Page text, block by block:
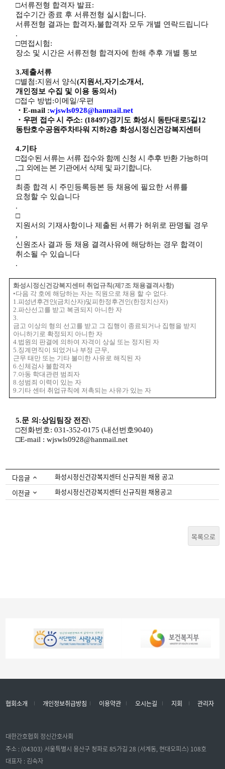
□서류전형 합격자 발표:
접수기간 종료 후 서류전형 실시합니다.
서류전형 결과는 합격자,불합격자 모두 개별 연락드립니다
.
□면접시험:
장소 및 시간은 서류전형 합격자에 한해 추후 개별 통보
3.제출서류
□별첨:지원서 양식(지원서,자기소개서,
개인정보 수집 및 이용 동의서)
□접수 방법:이메일/우편
・E-mail :wjswls0928@hanmail.net
・ 우편 접수 시 주소: (18497)경기도 화성시 동탄대로5길 12
동탄호수공원주차타워 지하2층 화성시정신건강복지센터
4.기타
□접수된 서류는 서류 접수와 함께 신청 시 추후 반환 가능하며
,그 외에는 본 기관에서 삭제 및 파기합니다.
□
최종 합격 시 주민등록등본 등 채용에 필요한 서류를
요청할 수 있습니다
.
□
지원서의 기재사항이나 제출된 서류가 허위로 판명될 경우
,
신원조사 결과 등 채용 결격사유에 해당하는 경우 합격이
취소될 수 있습니다
.
화성시정신건강복지센터 취업규칙 (제 7조 채용결격사항)
•다음 각 호에 해당하는 자는 직원으로 채용 할 수 없다.
1. 피성년후견인(금치산자)및 피한정후견인(한정치산자)
2. 파산선고를 받고 복권되지 아니한 자
3.
금고 이상의 형의 선고를 받고 그 집행이 종료되거나 집행을 받지
아니하기로 확정되지 아니한 자
4. 법원의 판결에 의하여 자격이 상실 또는 정지된 자
5. 징계면직이 되었거나 부정 근무
근무 태만 또는 기타 불미한 사유로 해직된 자
6. 신체검사 불합격자
7. 아동 학대관련 범죄자
8. 성범죄 이력이 있는 자
9. 기타 센터 취업규칙에 저촉되는 사유가 있는 자
5.문 의 :상임팀장 전진\
□전화번호: 031-352-0175 (내선번호9040)
□E-mail : wjswls0928@hanmail.net
다음글
화성시정신건강복지센터 신규직원 채용 공고
이전글
화성시정신건강복지센터 신규직원 채용공고
목록으로
협회소개 개인정보취급방침 이용약관 오시는길 지회 관리자
대한간호협회 정신간호사회
주소 : (04303) 서울특별시 용산구 청파로 85가길 28 (서계동, 현대오피스) 108호
대표자 : 김숙자